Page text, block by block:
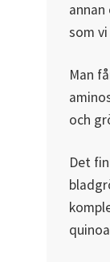
som
Man
och
Det